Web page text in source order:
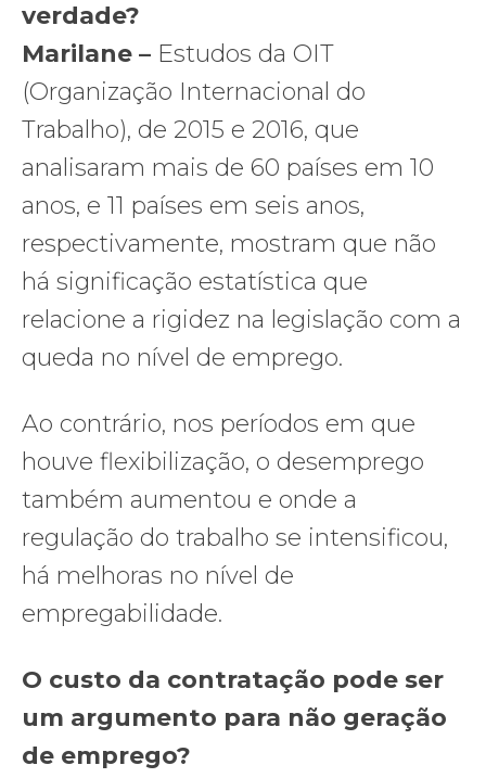
verdade?
Marilane – Estudos da OIT
(Organização Internacional do
Trabalho), de 2015 e 2016, que
analisaram mais de 60 países em 10
anos, e 11 países em seis anos,
respectivamente, mostram que não
há significação estatística que
relacione a rigidez na legislação com a
queda no nível de emprego.
Ao contrário, nos períodos em que
houve flexibilização, o desemprego
também aumentou e onde a
regulação do trabalho se intensificou,
há melhoras no nível de
empregabilidade.
O custo da contratação pode ser
um argumento para não geração
de emprego?